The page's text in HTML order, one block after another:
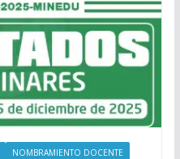
NOMBRAMIENTO DOCENTE